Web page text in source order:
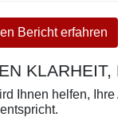
Bericht erfahren
Ihnen helfen,